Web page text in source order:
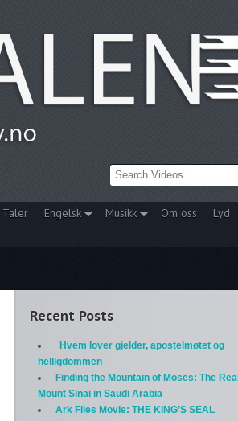
Taler Engelsk Musikk Om oss
Lyd
Recent Posts
Hvem lover gjelder, apostelmøtet og
helligdommen
Finding the Mountain of Moses: The Real
Mount Sinai in Saudi Arabia
Ark Files Movie: THE KING’S SEAL